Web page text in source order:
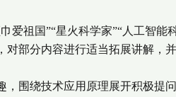
国”“星火科学家”“人工智能科
部分内容进行适当拓展讲解，
绕技术应用原理展开积极提问